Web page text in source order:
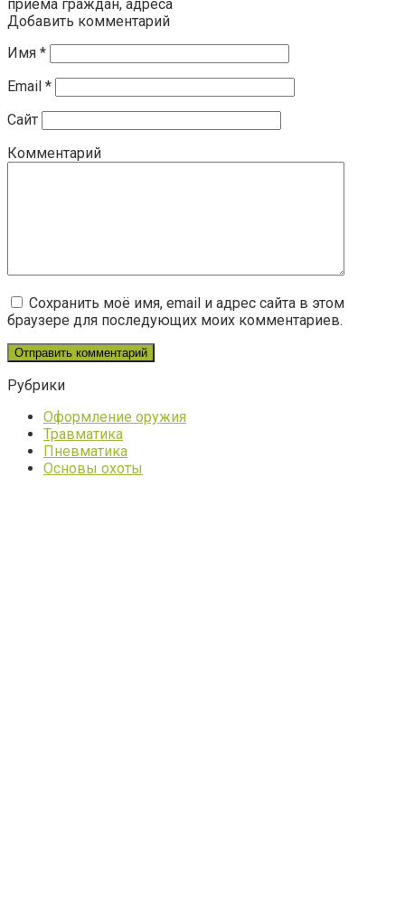
приема граждан, адреса
Добавить комментарий
Имя *
Email *
Сайт
Комментарий
Сохранить моё имя, email и адрес сайта в этом
браузере для последующих моих комментариев.
Рубрики
Оформление оружия
Травматика
Пневматика
Основы охоты